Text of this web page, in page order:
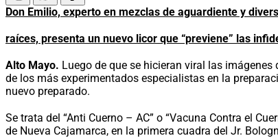
Don Emilio, experto en mezclas de aguardiente y
raíces, presenta un nuevo licor que “previene” las
Alto Mayo. Luego de que se hicieran viral las
de los más experimentados especialistas en la
nuevo preparado.
Se trata del “Anti Cuerno – AC” o “Vacuna Contra el
de Nueva Cajamarca, en la primera cuadra del Jr.